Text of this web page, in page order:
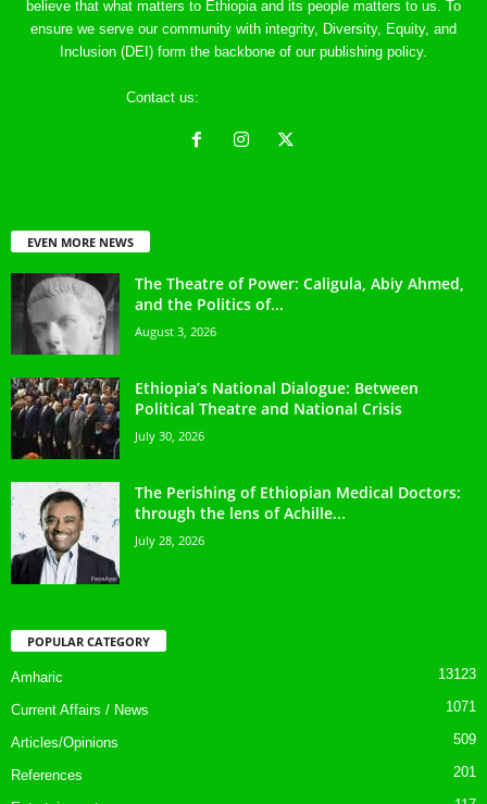
believe that what matters to Ethiopia and its people matters to us. To
ensure we serve our community with integrity, Diversity, Equity, and
Inclusion (DEI) form the backbone of our publishing policy.
Contact us:
EVEN MORE NEWS
The Theatre of Power: Caligula, Abiy Ahmed,
and the Politics of...
August 3, 2026
Ethiopia’s National Dialogue: Between
Political Theatre and National Crisis
July 30, 2026
The Perishing of Ethiopian Medical Doctors:
through the lens of Achille...
July 28, 2026
POPULAR CATEGORY
Amharic 13123
Current Affairs / News 1071
Articles/Opinions 509
References 201